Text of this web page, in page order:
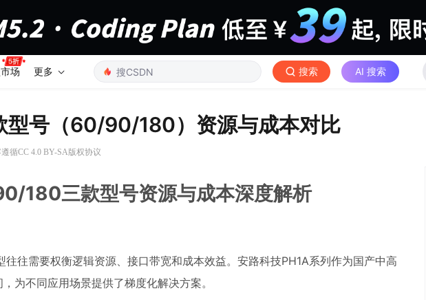
场 更多 搜索 AI 搜索
型号（60/90/180）资源与成本对比
循CC 4.0 BY-SA版权协议
180三款型号资源与成本深度解析
往需要权衡逻辑资源、接口带宽和成本效益。安路科技PH1A系列作为国产中高
为不同应用场景提供了梯度化解决方案。